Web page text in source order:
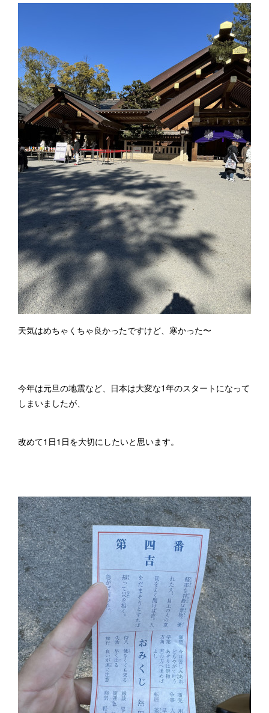
天気はめちゃくちゃ良かったですけど、寒かった〜
今年は元旦の地震など、日本は大変な1年のスタートになって
しまいましたが、
改めて1日1日を大切にしたいと思います。